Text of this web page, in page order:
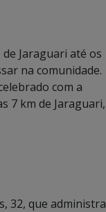
Jaraguari até os
na comunidade.
com a
7 km de Jaraguari,
32, que administra